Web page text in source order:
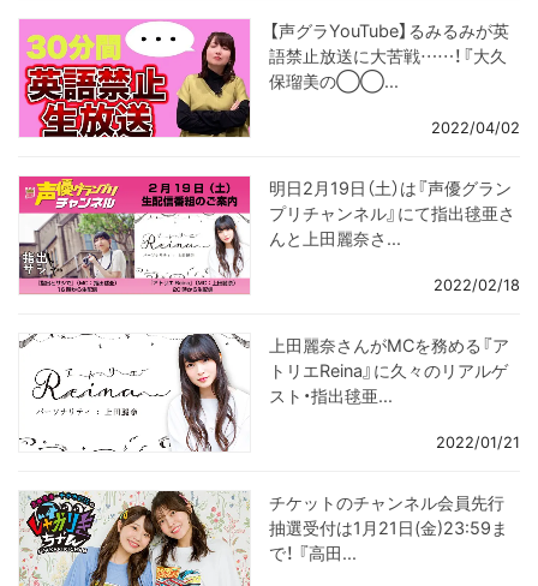
【声グラYouTube】るみるみが英
語禁止放送に大苦戦……！『大久
保瑠美の◯◯...
2022/04/02
明日2月19日（土）は『声優グラン
プリチャンネル』にて指出毬亜さ
んと上田麗奈さ...
2022/02/18
上田麗奈さんがMCを務める『ア
トリエReina』に久々のリアルゲ
スト・指出毬亜...
2022/01/21
チケットのチャンネル会員先行
抽選受付は1月21日(金)23:59ま
で！ 『高田...